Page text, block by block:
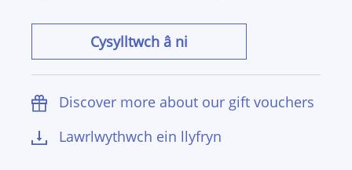
Cysylltwch â ni
Discover more about our gift vouchers
Lawrlwythwch ein llyfryn